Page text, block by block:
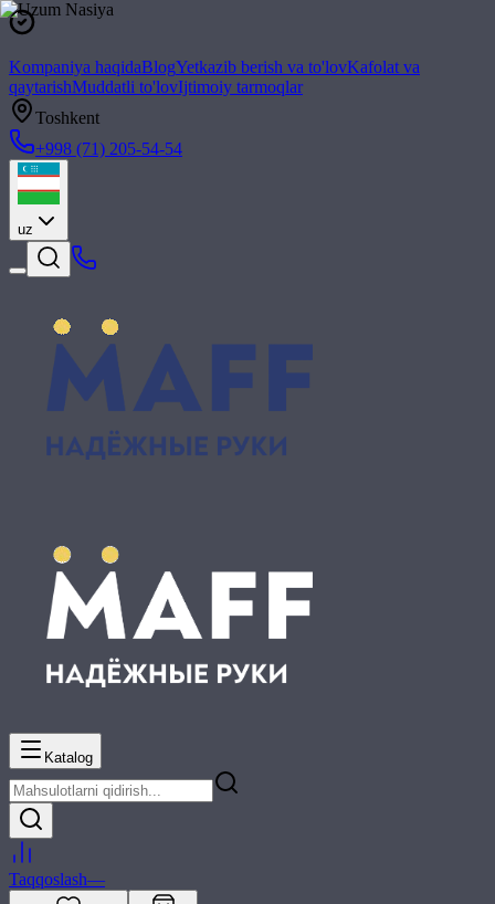
Kompaniya haqidaBlogYetkazib berish va to'lovKafolat va
qaytarishMuddatli to'lovIjtimoiy tarmoqlar
Toshkent
+998 (71) 205-54-54
uz
Katalog
Taqqoslash—